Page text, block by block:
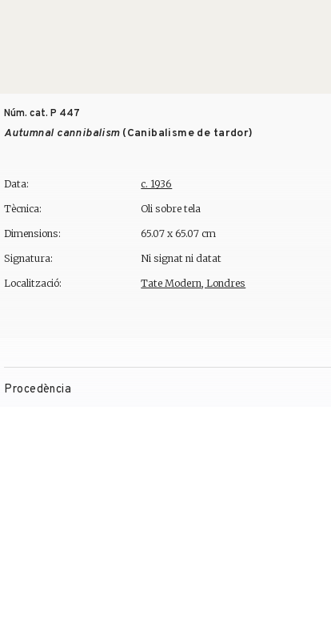
Núm. cat. P 447
Autumnal cannibalism(Canibalisme de tardor)
Data: c. 1936
Tècnica: Oli sobre tela
Dimensions: 65.07 x 65.07 cm
Signatura: Ni signat ni datat
Localització: Tate Modern, Londres
Procedència